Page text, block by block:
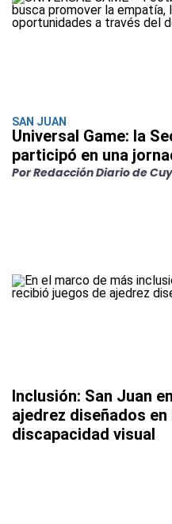
SAN JUAN
Universal Game: la
participó en una
Por Redacción Diario de
Inclusión: San Juan
ajedrez diseñados
discapacidad visual